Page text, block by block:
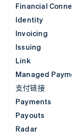
Financial
Identity
Invoicing
Issuing
Link
Managed
支付链接
Payments
Payouts
Radar